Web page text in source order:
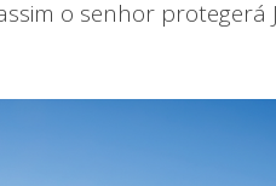
o senhor protegerá